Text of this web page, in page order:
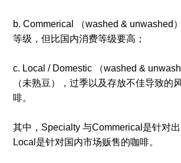
b. Commerical （washed & unwashed
等级，但比国内消费等级要高；
c. Local / Domestic （washed &
（未熟豆），过季以及存放不佳导致的
啡。
其中，Specialty 与Commerical是针对出
Local是针对国内市场贩售的咖啡。